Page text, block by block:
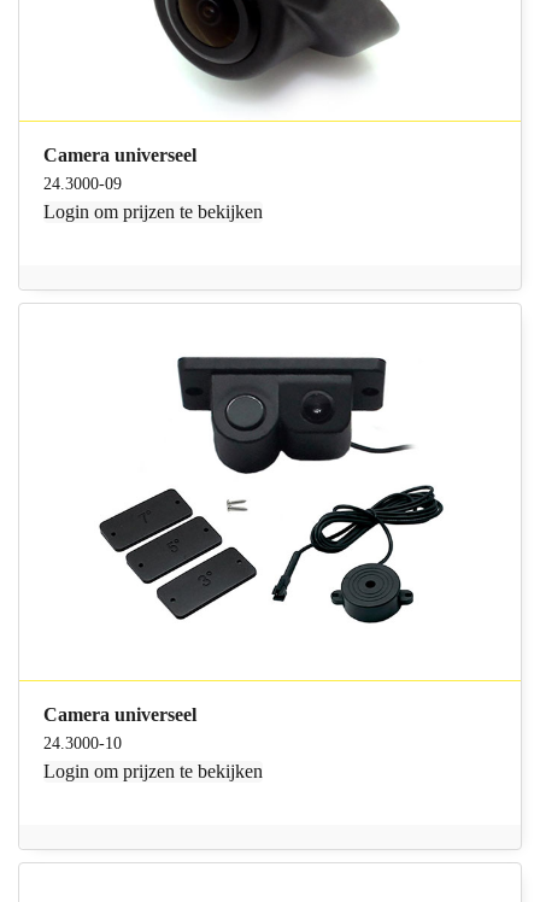
Camera universeel
24.3000-09
Login om prijzen te bekijken
Camera universeel
24.3000-10
Login om prijzen te bekijken